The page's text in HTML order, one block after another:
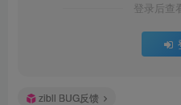
登录后查
zibll BUG反馈